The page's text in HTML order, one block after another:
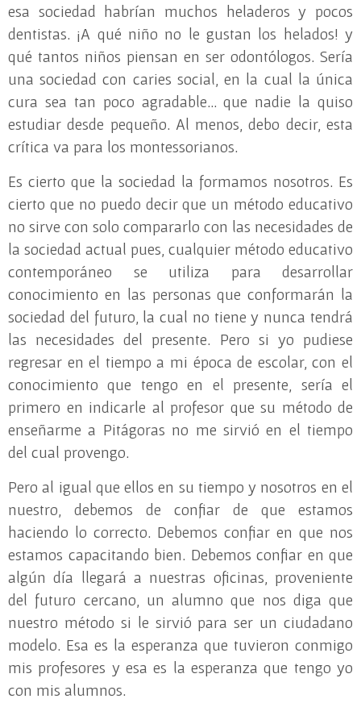
esa sociedad habrían muchos heladeros y pocos
dentistas. ¡A qué niño no le gustan los helados! y
qué tantos niños piensan en ser odontólogos. Sería
una sociedad con caries social, en la cual la única
cura sea tan poco agradable… que nadie la quiso
estudiar desde pequeño. Al menos, debo decir, esta
crítica va para los montessorianos.
Es cierto que la sociedad la formamos nosotros. Es
cierto que no puedo decir que un método educativo
no sirve con solo compararlo con las necesidades de
la sociedad actual pues, cualquier método educativo
contemporáneo se utiliza para desarrollar
conocimiento en las personas que conformarán la
sociedad del futuro, la cual no tiene y nunca tendrá
las necesidades del presente. Pero si yo pudiese
regresar en el tiempo a mi época de escolar, con el
conocimiento que tengo en el presente, sería el
primero en indicarle al profesor que su método de
enseñarme a Pitágoras no me sirvió en el tiempo
del cual provengo.
Pero al igual que ellos en su tiempo y nosotros en el
nuestro, debemos de confiar de que estamos
haciendo lo correcto. Debemos confiar en que nos
estamos capacitando bien. Debemos confiar en que
algún día llegará a nuestras oficinas, proveniente
del futuro cercano, un alumno que nos diga que
nuestro método si le sirvió para ser un ciudadano
modelo. Esa es la esperanza que tuvieron conmigo
mis profesores y esa es la esperanza que tengo yo
con mis alumnos.